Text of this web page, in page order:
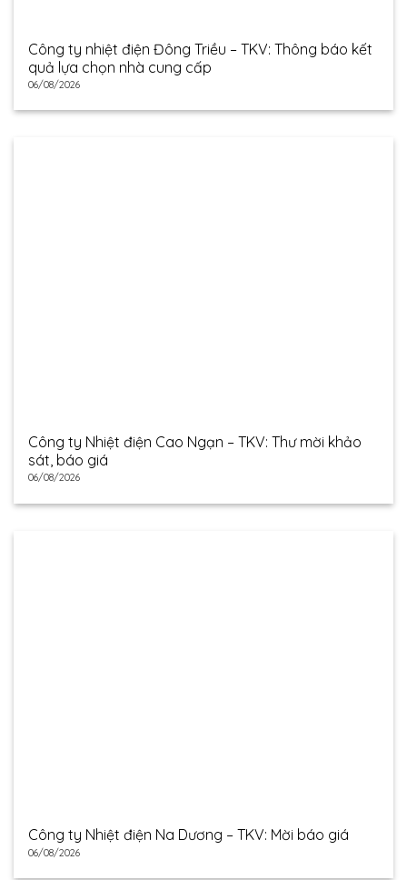
Công ty nhiệt điện Đông Triều – TKV: Thông báo kết
quả lựa chọn nhà cung cấp
06/08/2026
Công ty Nhiệt điện Cao Ngạn – TKV: Thư mời khảo
sát, báo giá
06/08/2026
Công ty Nhiệt điện Na Dương – TKV: Mời báo giá
06/08/2026